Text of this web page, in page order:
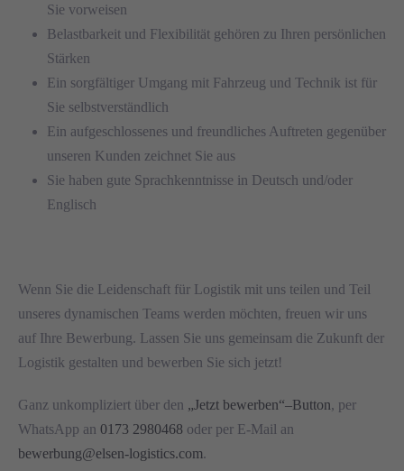
Sie vorweisen
Belastbarkeit und Flexibilität gehören zu Ihren persönlichen
Stärken
Ein sorgfältiger Umgang mit Fahrzeug und Technik ist für
Sie selbstverständlich
Ein aufgeschlossenes und freundliches Auftreten gegenüber
unseren Kunden zeichnet Sie aus
Sie haben gute Sprachkenntnisse in Deutsch und/oder
Englisch
Wenn Sie die Leidenschaft für Logistik mit uns teilen und Teil
unseres dynamischen Teams werden möchten, freuen wir uns
auf Ihre Bewerbung. Lassen Sie uns gemeinsam die Zukunft der
Logistik gestalten und bewerben Sie sich jetzt!
Ganz unkompliziert über den „Jetzt bewerben“–Button, per
WhatsApp an 0173 2980468 oder per E-Mail an
bewerbung@elsen-logistics.com.